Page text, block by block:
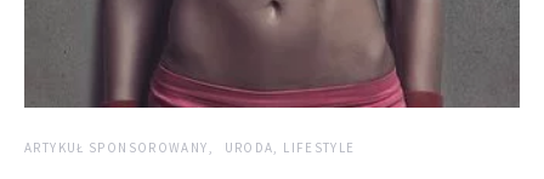
ARTYKUŁ SPONSOROWANY URODA, LIFESTYLE